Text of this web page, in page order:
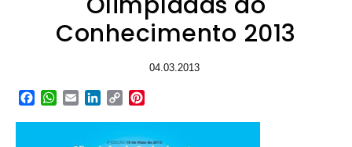
Conhecimento 2013
04.03.2013
Facebook
WhatsApp
EmailLinkedIn
Copy